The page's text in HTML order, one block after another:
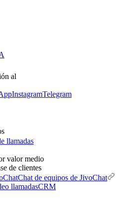
al
InstagramTelegram
llamadas
valor medio
de clientes
Chat de equipos de JivoChat
llamadasCRM